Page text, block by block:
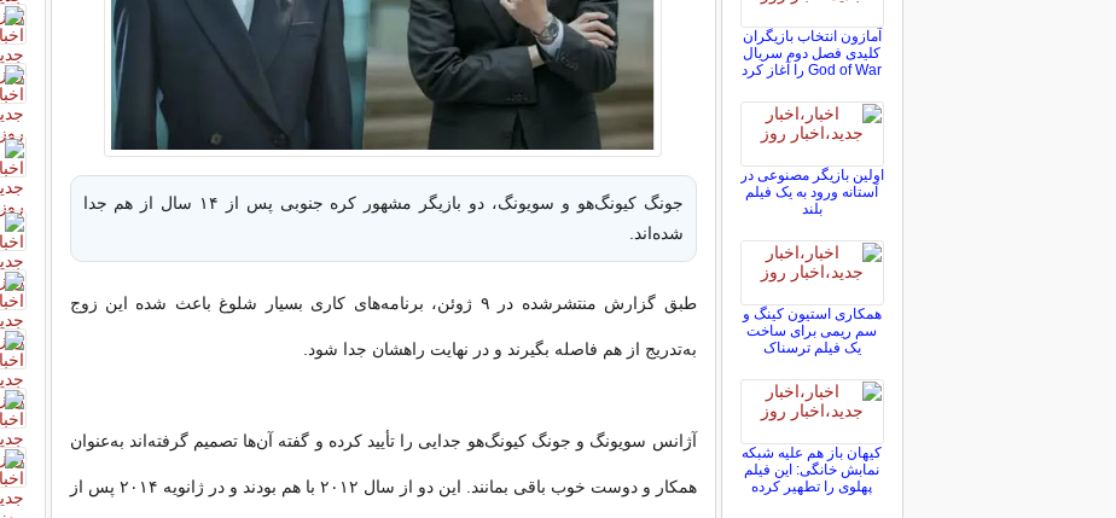
جونگ کیونگ‌هو و سویونگ، دو بازیگر مشهور کره‌ جنوبی پس از ۱۴ سال از هم جدا
شده‌اند.
طبق گزارش منتشرشده در ۹ ژوئن، برنامه‌های کاری بسیار شلوغ باعث شده این زوج
به‌تدریج از هم فاصله بگیرند و در نهایت راهشان جدا شود.
آژانس سویونگ و جونگ کیونگ‌هو جدایی را تأیید کرده و گفته آن‌ها تصمیم گرفته‌اند به‌عنوان
همکار و دوست خوب باقی بمانند. این دو از سال ۲۰۱۲ با هم بودند و در ژانویه ۲۰۱۴ پس از
آمازون انتخاب بازیگران
کلیدی فصل دوم سریال
God of War را آغاز کرد
اولین بازیگر مصنوعی در
آستانه ورود به یک فیلم
بلند
همکاری استیون کینگ و
سم ریمی برای ساخت
یک فیلم ترسناک
کیهان باز هم علیه شبکه
نمابش خانگی: این فیلم
پهلوی را تطهیر کرده